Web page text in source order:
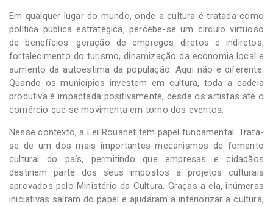
Em qualquer lugar do mundo, onde a cultura é tratada como
política pública estratégica, percebe-se um círculo virtuoso
de benefícios: geração de empregos diretos e indiretos,
fortalecimento do turismo, dinamização da economia local e
aumento da autoestima da população. Aqui não é diferente.
Quando os municípios investem em cultura, toda a cadeia
produtiva é impactada positivamente, desde os artistas até o
comércio que se movimenta em torno dos eventos.
Nesse contexto, a Lei Rouanet tem papel fundamental. Trata-
se de um dos mais importantes mecanismos de fomento
cultural do país, permitindo que empresas e cidadãos
destinem parte dos seus impostos a projetos culturais
aprovados pelo Ministério da Cultura. Graças a ela, inúmeras
iniciativas saíram do papel e ajudaram a interiorizar a cultura,